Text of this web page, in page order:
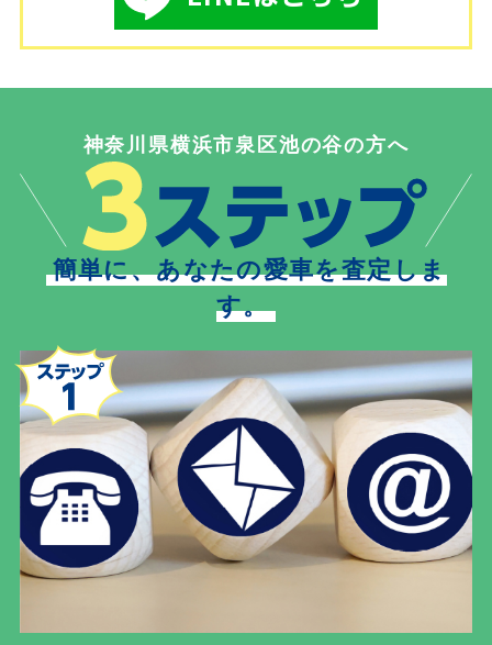
神奈川県横浜市泉区池の谷の方へ
簡単に、あなたの愛車を査定しま
す。